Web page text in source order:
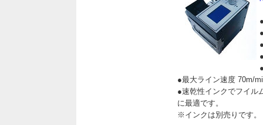
●最大ライン速度 70m/
●速乾性インクでフイル
に最適です。
※インクは別売りです。